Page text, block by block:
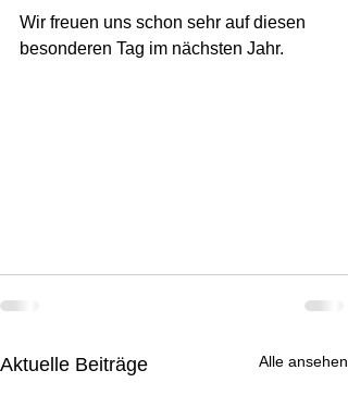
Wir freuen uns schon sehr auf diesen
besonderen Tag im nächsten Jahr.
Aktuelle Beiträge Alle ansehen